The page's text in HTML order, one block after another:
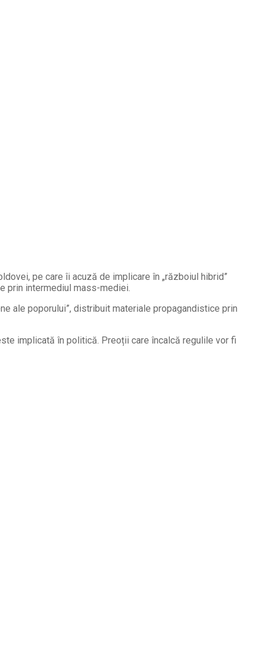
pe care îi acuză de implicare în „războiul hibrid”
prin intermediul mass-mediei.
ale poporului”, distribuit materiale propagandistice prin
implicată în politică. Preoții care încalcă regulile vor fi